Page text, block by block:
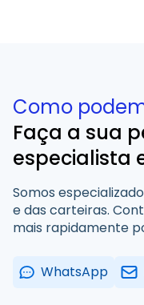
Como
Faça a sua
especialista
Somos
e das carteiras.
mais rapidamente
WhatsApp